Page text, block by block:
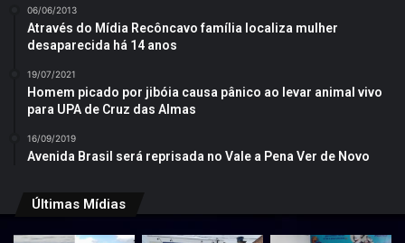
06/06/2013
Através do Mídia Recôncavo família localiza mulher
desaparecida há 14 anos
19/07/2021
Homem picado por jibóia causa pânico ao levar animal vivo
para UPA de Cruz das Almas
16/09/2019
Avenida Brasil será reprisada no Vale a Pena Ver de Novo
Últimas Mídias